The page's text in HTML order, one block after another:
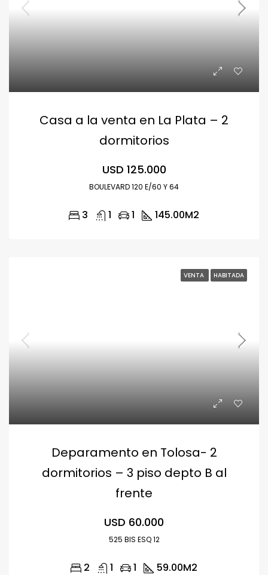
Casa a la venta en La Plata – 2
dormitorios
USD 125.000
BOULEVARD 120 E/60 Y 64
3 1 1 145.00M2
VENTA HABITADA
Deparamento en Tolosa- 2
dormitorios – 3 piso depto B al
frente
USD 60.000
525 BIS ESQ 12
2 1 1 59.00M2